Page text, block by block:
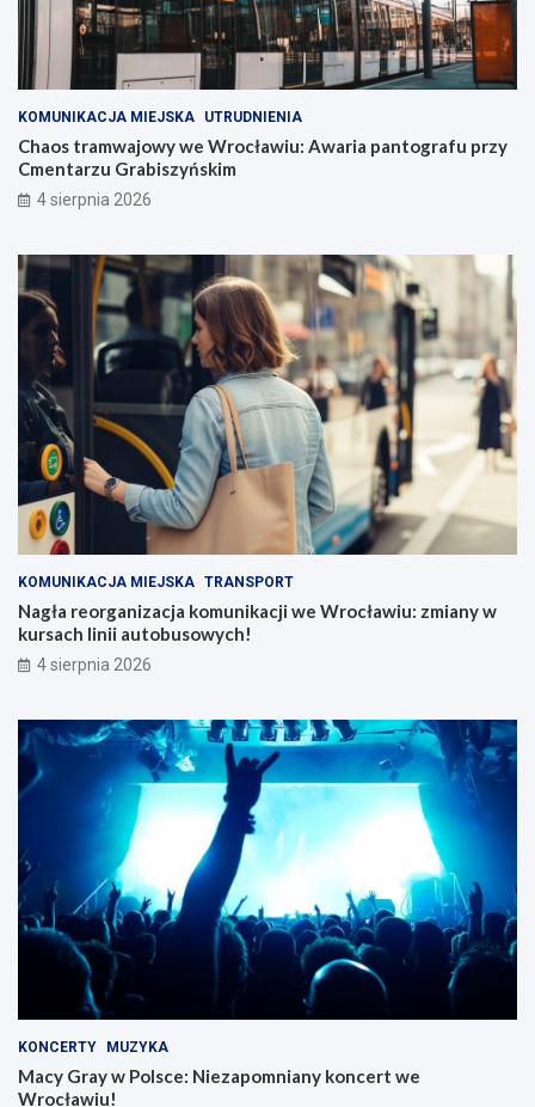
KOMUNIKACJA MIEJSKA UTRUDNIENIA
Chaos tramwajowy we Wrocławiu: Awaria pantografu przy
Cmentarzu Grabiszyńskim
4 sierpnia 2026
KOMUNIKACJA MIEJSKA TRANSPORT
Nagła reorganizacja komunikacji we Wrocławiu: zmiany w
kursach linii autobusowych!
4 sierpnia 2026
KONCERTY MUZYKA
Macy Gray w Polsce: Niezapomniany koncert we
Wrocławiu!